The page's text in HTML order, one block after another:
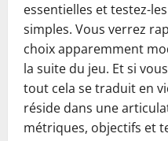
essentielles et testez-
simples. Vous verrez
choix apparemment
la suite du jeu. Et si
tout cela se traduit en
réside dans une
métriques, objectifs et